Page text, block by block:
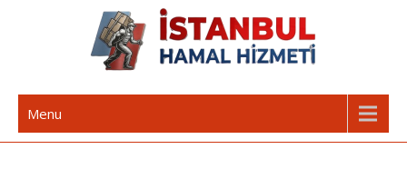
İstanbul Günlük Hamal | Hamal
Arıyorum Hamal Lazım
Menu